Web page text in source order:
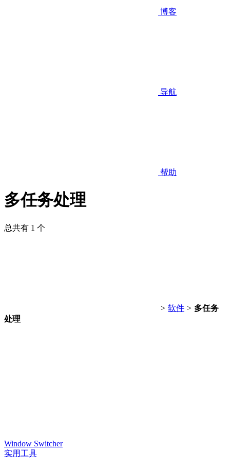
博客
导航
帮助
多任务处理
总共有 1 个
> 软件 > 多任务
处理
Window Switcher
实用工具